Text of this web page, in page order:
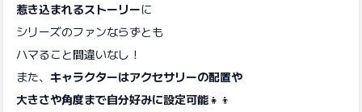
惹き込まれるストーリーに
シリーズのファンならずとも
ハマること間違いなし！
また、 キャラクターはアクセサリーの配置や
大きさや角度まで自分好みに設定可能👧👦